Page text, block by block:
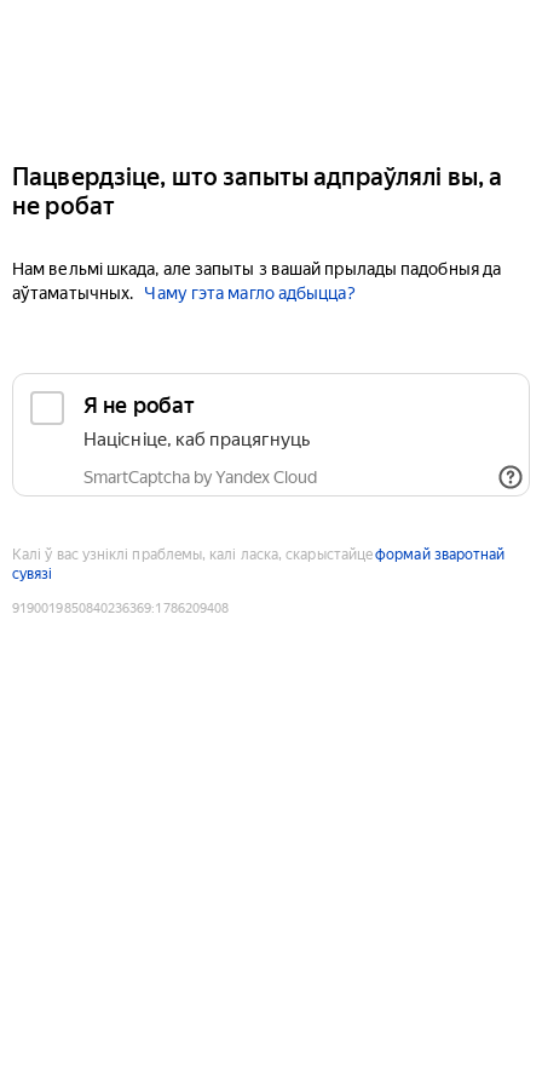
Пацвердзіце, што запыты адпраўлялі вы, а
не робат
Нам вельмі шкада, але запыты з вашай прылады падобныя да
аўтаматычных.
Чаму гэта магло адбыцца?
Я не робат
Націсніце, каб працягнуць
SmartCaptcha by Yandex Cloud
Калі ў вас узніклі праблемы, калі ласка, скарыстайцеформай зваротнай
сувязі
9190019850840236369:1786209408